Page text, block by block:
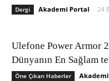
Dergi Akademi Portal - 24
Ulefone Power Armor
Dünyanın En Sağlam
Öne Çıkan Haberler